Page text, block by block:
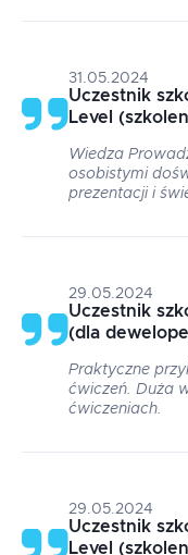
31.05.2024
Uczestnik
Level
Wiedza
osobistymi
prezentacji i
29.05.2024
Uczestnik
(dla
Praktyczne
ćwiczeń. Duża
ćwiczeniach.
29.05.2024
Uczestnik
Level